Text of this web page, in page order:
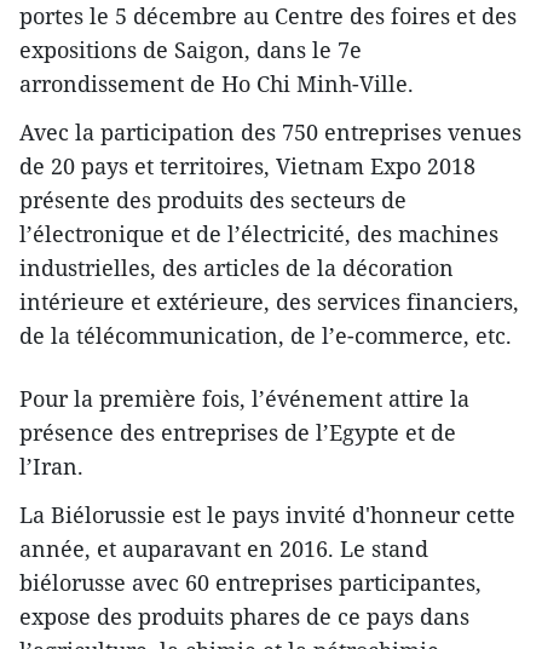
portes le 5 décembre au Centre des foires et des
expositions de Saigon, dans le 7e
arrondissement de Ho Chi Minh-Ville.
Avec la participation des 750 entreprises venues
de 20 pays et territoires, Vietnam Expo 2018
présente des produits des secteurs de
l’électronique et de l’électricité, des machines
industrielles, des articles de la décoration
intérieure et extérieure, des services financiers,
de la télécommunication, de l’e-commerce, etc.
Pour la première fois, l’événement attire la
présence des entreprises de l’Egypte et de
l’Iran.
La Biélorussie est le pays invité d'honneur cette
année, et auparavant en 2016. Le stand
biélorusse avec 60 entreprises participantes,
expose des produits phares de ce pays dans